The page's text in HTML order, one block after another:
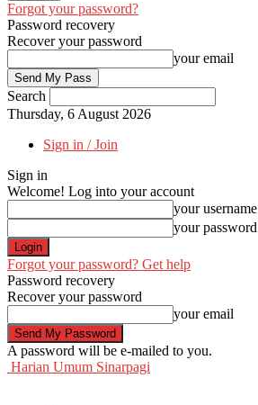
Forgot your password?
Password recovery
Recover your password
your email
Search
Thursday, 6 August 2026
Sign in / Join
Sign in
Welcome! Log into your account
your username
your password
Forgot your password? Get help
Password recovery
Recover your password
your email
A password will be e-mailed to you.
Harian Umum Sinarpagi